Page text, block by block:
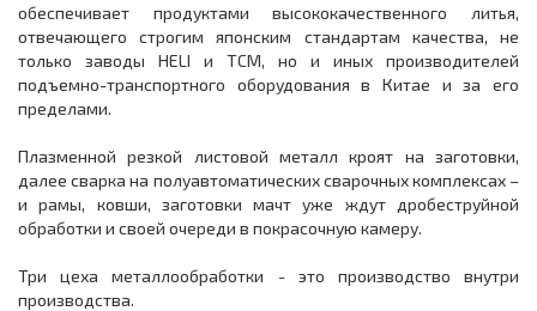
обеспечивает продуктами высококачественного литья,
отвечающего строгим японским стандартам качества, не
только заводы HELI и ТСМ, но и иных производителей
подъемно-транспортного оборудования в Китае и за его
пределами.
Плазменной резкой листовой металл кроят на заготовки,
далее сварка на полуавтоматических сварочных комплексах –
и рамы, ковши, заготовки мачт уже ждут дробеструйной
обработки и своей очереди в покрасочную камеру.
Три цеха металлообработки - это производство внутри
производства.